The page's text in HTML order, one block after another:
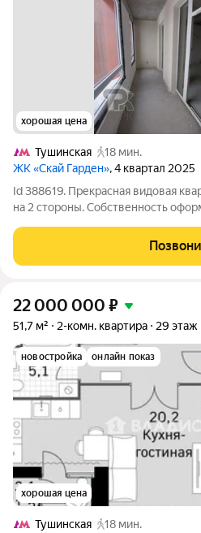
хорошая цена
Тушинская
18 мин.
ЖК «Скай Гарден», 4 квартал 2025
Id 388619. Прекрасная видовая
на 2 стороны. Собственность
комнат 18,4 кв.м. и 17,4 кв.м.,
раздельный с/у, 2
22 000 000 ₽
51,7 м² 2-комн. квартира 29 этаж
новостройка онлайн показ
хорошая цена
Тушинская
18 мин.